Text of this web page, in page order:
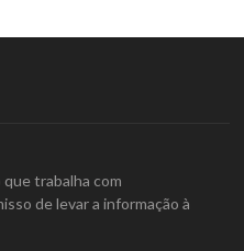
trabalha com
de levar a informação à